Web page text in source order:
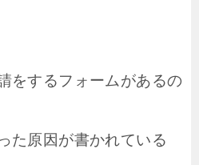
をするフォームがあるの
た原因が書かれている